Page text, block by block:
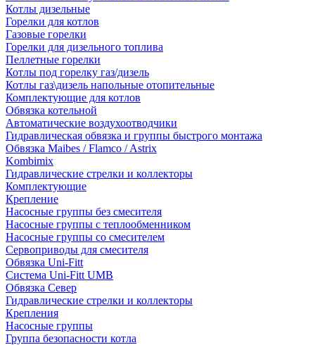
Котлы дизельные
Горелки для котлов
Газовые горелки
Горелки для дизельного топлива
Пеллетные горелки
Котлы под горелку газ/дизель
Котлы газ\дизель напольные отопительные
Комплектующие для котлов
Обвязка котельной
Автоматические воздухоотводчики
Гидравлическая обвязка и группы быстрого монтажа
Обвязка Maibes / Flamco / Astrix
Kombimix
Гидравлические стрелки и коллекторы
Комплектующие
Крепление
Насосные группы без смесителя
Насосные группы с теплообменником
Насосные группы со смесителем
Сервоприводы для смесителя
Обвязка Uni-Fitt
Система Uni-Fitt UMB
Обвязка Север
Гидравлические стрелки и коллекторы
Крепления
Насосные группы
Группа безопасности котла